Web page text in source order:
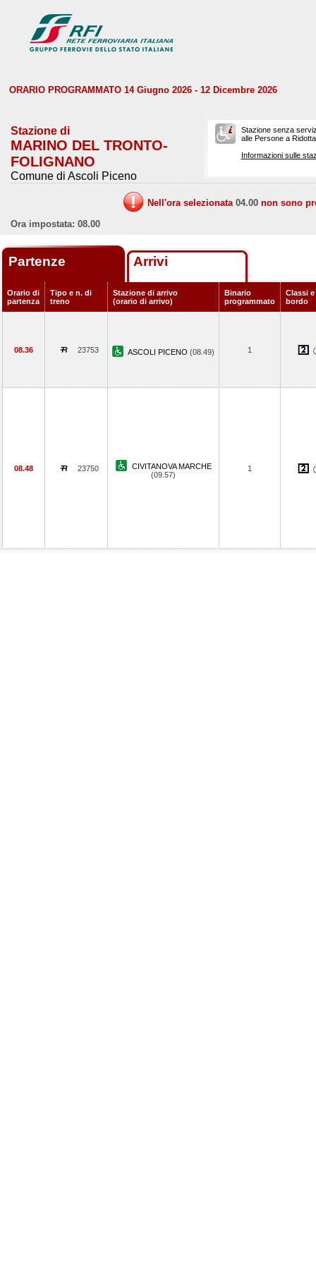
ORARIO PROGRAMMATO 14 Giugno 2026 - 12 Dicembre 2026
Stazione di
MARINO DEL TRONTO-
FOLIGNANO
Comune di Ascoli Piceno
Stazione senza
alle Persone a
Informazioni sulle
Nell'ora selezionata 04.00 non sono
Ora impostata: 08.00
Partenze Arrivi
Orario di
partenza
Tipo e n. di
treno
Stazione di arrivo
(orario di arrivo)
Binario
programmato
Classi
bordo
08.36 23753 ASCOLI PICENO (08.49) 1
08.48 23750
CIVITANOVA MARCHE
(09.57)
1